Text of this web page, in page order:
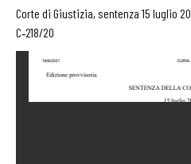
Corte di Giustizia, sentenza 15 luglio
C‑218/20